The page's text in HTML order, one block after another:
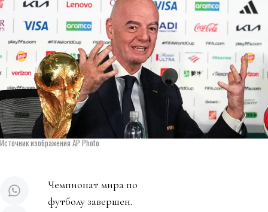
Источник изображения AP Photo
Чемпионат мира по
футболу завершен.